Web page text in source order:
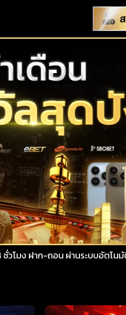
ผ่านระบบอัตโนมัติเพียง 20 วินาที